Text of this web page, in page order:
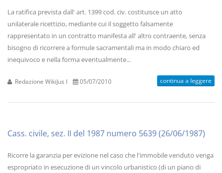
La ratifica prevista dall' art. 1399 cod. civ. costituisce un atto
unilaterale ricettizio, mediante cui il soggetto falsamente
rappresentato in un contratto manifesta all' altro contraente, senza
bisogno di ricorrere a formule sacramentali ma in modo chiaro ed
inequivoco e nella forma eventualmente...
Redazione WikiJus I 05/07/2010 continua a leggere
Cass. civile, sez. II del 1987 numero 5639 (26/06/1987)
Ricorre la garanzia per evizione nel caso che l'immobile venduto venga
espropriato in esecuzione di un vincolo urbanistico (di un piano di